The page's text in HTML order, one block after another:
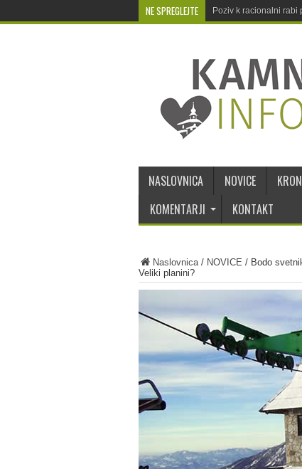
NE SPREGLEJTE Poziv k racionalni rabi
NASLOVNICA NOVICE
KOMENTARJI
KONTAKT
Naslovnica/ NOVICE / Bodo
Veliki planini?